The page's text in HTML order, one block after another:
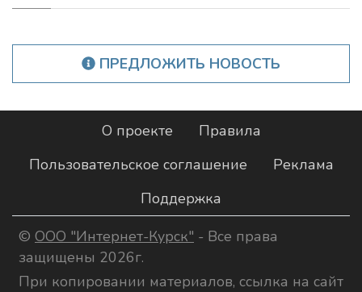
ПРЕДЛОЖИТЬ НОВОСТЬ
О проекте
Правила
Пользовательское соглашение
Реклама
Поддержка
© ООО "Интернет-Курск" - Все права
защищены 2026г.
При копировании материалов, ссылка на сайт